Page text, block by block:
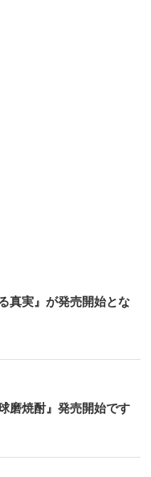
真実』が発売開始とな
磨焼酎』発売開始です